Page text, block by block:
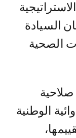
السيادة
الصحية
صلاحية
الوطنية